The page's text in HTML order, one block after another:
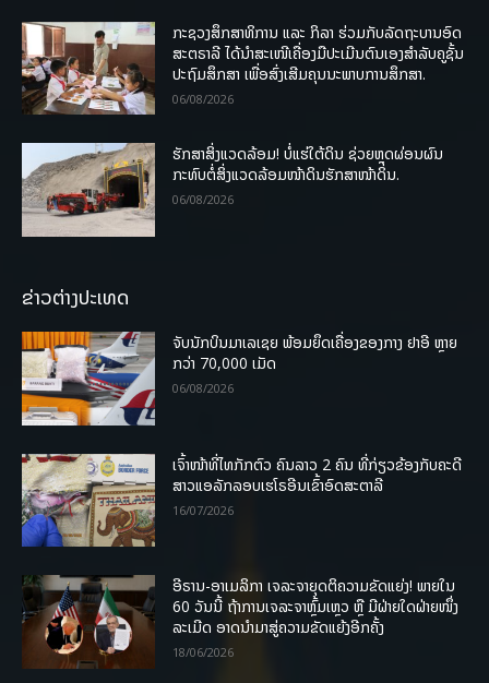
ກະຊວງສຶກສາທິການ ແລະ ກິລາ ຮ່ວມກັບລັດຖະບານອົດ
ສະຕຣາລີ ໄດ້ນຳສະເໜີເຄື່ອງມືປະເມີນຕົນເອງສຳລັບຄູຊັ້ນ
ປະຖົມສຶກສາ ເພື່ອສົ່ງເສີມຄຸນນະພາບການສຶກສາ.
06/08/2026
ຮັກສາສິ່ງແວດລ້ອມ! ບໍ່ແຮ່ໃຕ້ດິນ ຊ່ວຍຫຼຸດຜ່ອນຜົນ
ກະທົບຕໍ່ສິ່ງແວດລ້ອມໜ້າດິນຮັກສາໜ້າດິນ.
06/08/2026
ຂ່າວຕ່າງປະເທດ
ຈັບນັກບິນມາເລເຊຍ ພ້ອມຍຶດເຄື່ອງຂອງກາງ ຢາອີ ຫຼາຍ
ກວ່າ 70,000 ເມັດ
06/08/2026
ເຈົ້າໜ້າທີ່ໄທກັກຕົວ ຄົນລາວ 2 ຄົນ ທີ່ກ່ຽວຂ້ອງກັບຄະດີ
ສາວແອລັກລອບເຮໂຣອີນເຂົ້າອົດສະຕາລີ
16/07/2026
ອີຣານ-ອາເມລິກາ ເຈລະຈາຍຸດຕິຄວາມຂັດແຍ່ງ! ພາຍໃນ
60 ວັນນີ້ ຖ້າການເຈລະຈາຫຼົ້ມເຫຼວ ຫຼື ມີຝ່າຍໃດຝ່າຍໜຶ່ງ
ລະເມີດ ອາດນໍາມາສູ່ຄວາມຂັດແຍ້ງອີກຄັ້ງ
18/06/2026